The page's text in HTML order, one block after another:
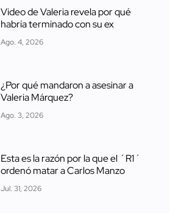
Video de Valeria revela por qué
habría terminado con su ex
Ago. 4, 2026
¿Por qué mandaron a asesinar a
Valeria Márquez?
Ago. 3, 2026
Esta es la razón por la que el ´R1´
ordenó matar a Carlos Manzo
Jul. 31, 2026